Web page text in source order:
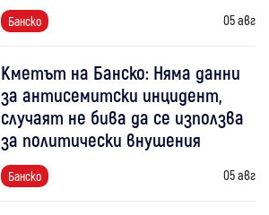
Банско 05 авг
Кметът на Банско: Няма данни
за антисемитски инцидент,
случаят не бива да се използва
за политически внушения
Банско 05 авг